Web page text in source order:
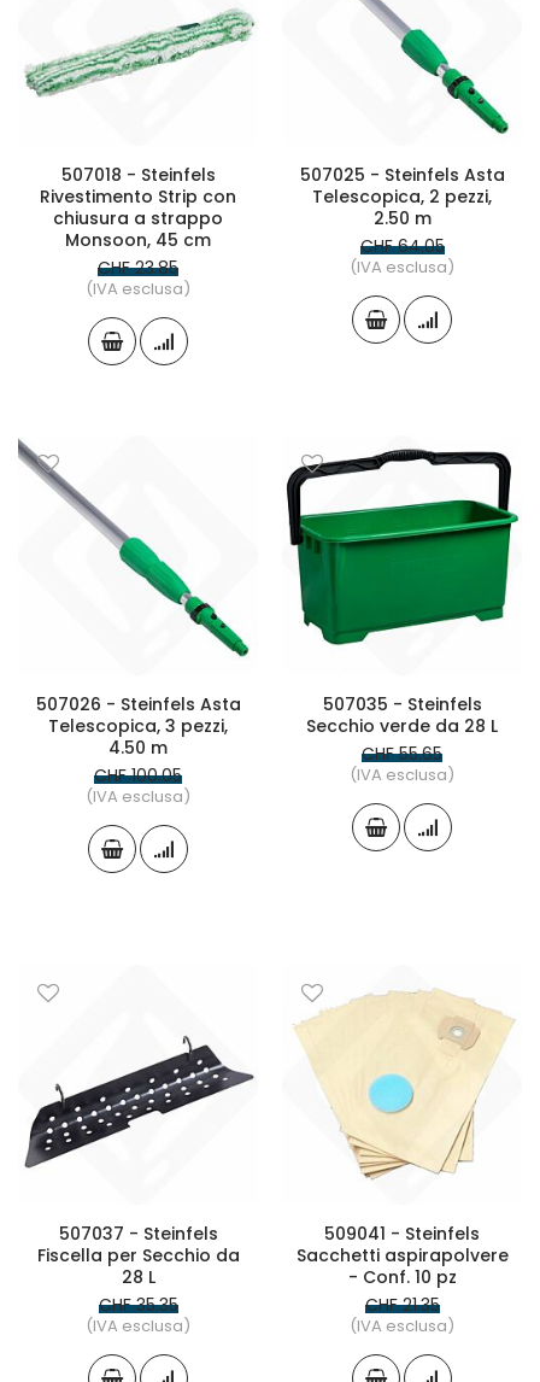
507018 - Steinfels
Rivestimento Strip con
chiusura a strappo
Monsoon, 45 cm
CHF 23.85
(IVA esclusa)
507025 - Steinfels Asta
Telescopica, 2 pezzi,
2.50 m
CHF 64.05
(IVA esclusa)
507026 - Steinfels Asta
Telescopica, 3 pezzi,
4.50 m
CHF 100.05
(IVA esclusa)
507035 - Steinfels
Secchio verde da 28 L
CHF 55.65
(IVA esclusa)
507037 - Steinfels
Fiscella per Secchio da
28 L
CHF 35.35
(IVA esclusa)
509041 - Steinfels
Sacchetti aspirapolvere
- Conf. 10 pz
CHF 21.35
(IVA esclusa)